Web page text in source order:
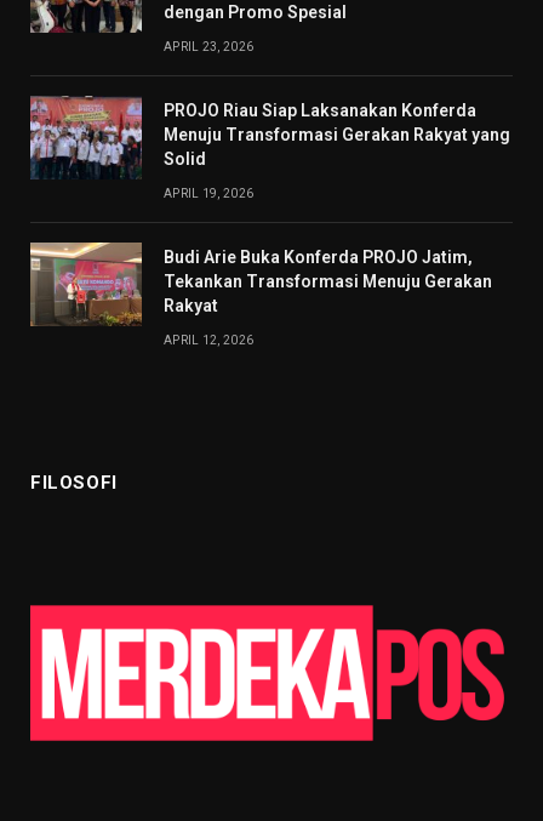
dengan Promo Spesial
APRIL 23, 2026
PROJO Riau Siap Laksanakan Konferda
Menuju Transformasi Gerakan Rakyat yang
Solid
APRIL 19, 2026
Budi Arie Buka Konferda PROJO Jatim,
Tekankan Transformasi Menuju Gerakan
Rakyat
APRIL 12, 2026
FILOSOFI